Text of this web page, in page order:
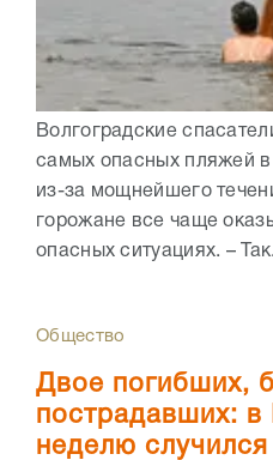
Волгоградские
самых опасных пляжей
из-за мощнейшего
горожане все чаще
опасных ситуациях. –
Общество
Двое погибших,
пострадавших: в
неделю